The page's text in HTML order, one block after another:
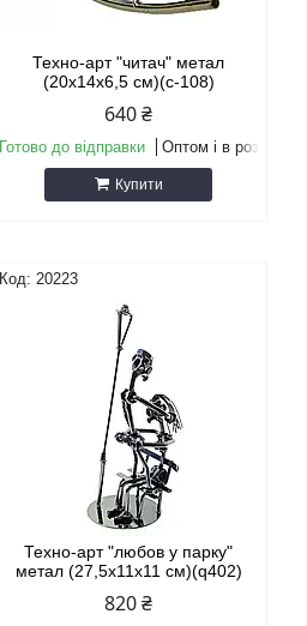
Техно-арт "читач" метал
(20х14х6,5 см)(c-108)
640 ₴
Готово до відправки Оптом і в роздріб
Купити
20223
Техно-арт "любов у парку"
метал (27,5х11х11 см)(q402)
820 ₴